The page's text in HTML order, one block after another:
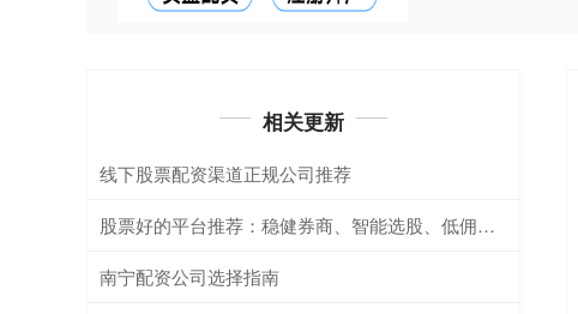
相关更新
线下股票配资渠道正规公司推荐
股票好的平台推荐：稳健券商、智能选股、低佣开户
南宁配资公司选择指南